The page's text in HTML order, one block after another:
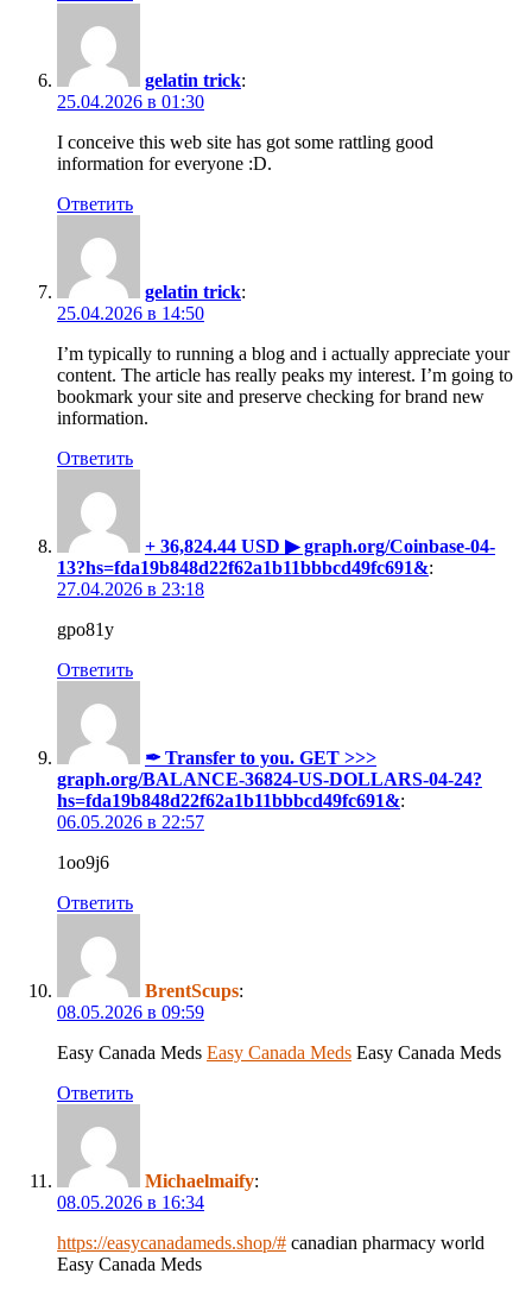
gelatin trick:
25.04.2026 в 01:30
I conceive this web site has got some rattling good
information for everyone :D.
Ответить
gelatin trick:
25.04.2026 в 14:50
I’m typically to running a blog and i actually appreciate your
content. The article has really peaks my interest. I’m going to
bookmark your site and preserve checking for brand new
information.
Ответить
+ 36,824.44 USD ▶ graph.org/Coinbase-04-
13?hs=fda19b848d22f62a1b11bbbcd49fc691&:
27.04.2026 в 23:18
gpo81y
Ответить
✒ Transfer to you. GET >>>
graph.org/BALANCE-36824-US-DOLLARS-04-24?
hs=fda19b848d22f62a1b11bbbcd49fc691&:
06.05.2026 в 22:57
1oo9j6
Ответить
BrentScups:
08.05.2026 в 09:59
Easy Canada Meds Easy Canada Meds Easy Canada Meds
Ответить
Michaelmaify:
08.05.2026 в 16:34
https://easycanadameds.shop/# canadian pharmacy world
Easy Canada Meds